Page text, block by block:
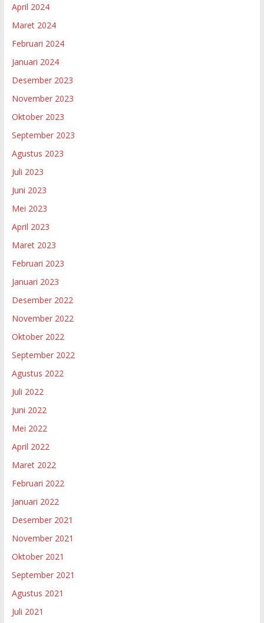
April 2024
Maret 2024
Februari 2024
Januari 2024
Desember 2023
November 2023
Oktober 2023
September 2023
Agustus 2023
Juli 2023
Juni 2023
Mei 2023
April 2023
Maret 2023
Februari 2023
Januari 2023
Desember 2022
November 2022
Oktober 2022
September 2022
Agustus 2022
Juli 2022
Juni 2022
Mei 2022
April 2022
Maret 2022
Februari 2022
Januari 2022
Desember 2021
November 2021
Oktober 2021
September 2021
Agustus 2021
Juli 2021